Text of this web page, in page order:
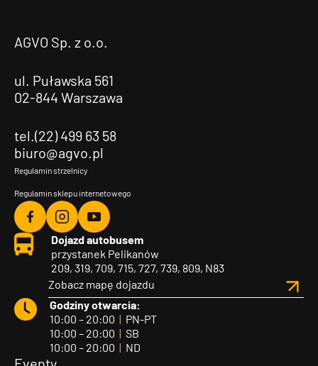
AGVO Sp. z o.o.
ul. Puławska 561
02-844 Warszawa
tel.(22) 499 63 58
biuro@agvo.pl
Regulamin strzelnicy
Regulamin sklepu internetowego
Agvo
Facebook
Agvo
Instagram
Agvo
YouTube
Dojazd autobusem
przystanek Pelikanów
209, 319, 709, 715, 727, 739, 809, N83
Zobacz mapę dojazdu
Godziny otwarcia:
10:00 – 20:00 | PN-PT
10:00 – 20:00 | SB
10:00 – 20:00 | ND